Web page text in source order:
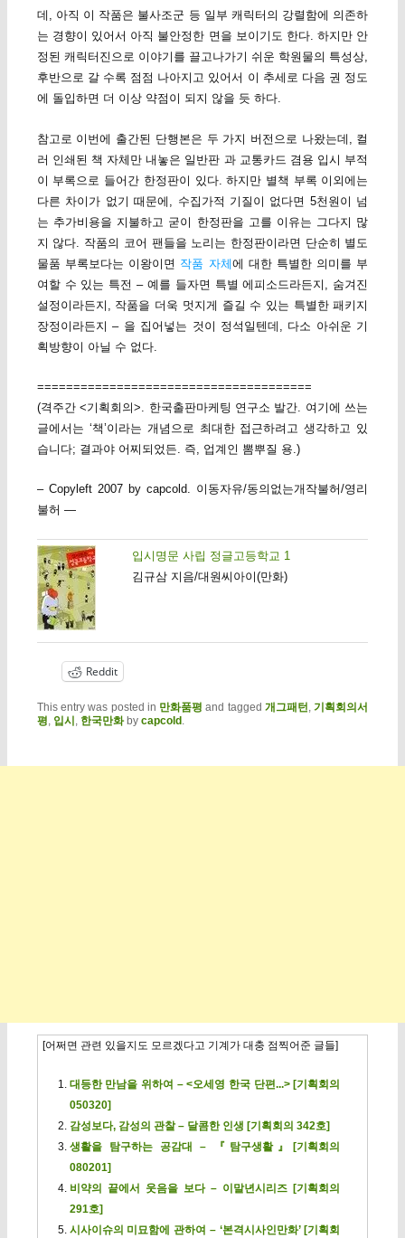
데, 아직 이 작품은 불사조군 등 일부 캐릭터의 강렬함에 의존하
는 경향이 있어서 아직 불안정한 면을 보이기도 한다. 하지만 안
정된 캐릭터진으로 이야기를 끌고나가기 쉬운 학원물의 특성상,
후반으로 갈 수록 점점 나아지고 있어서 이 추세로 다음 권 정도
에 돌입하면 더 이상 약점이 되지 않을 듯 하다.
참고로 이번에 출간된 단행본은 두 가지 버전으로 나왔는데, 컬
러 인쇄된 책 자체만 내놓은 일반판 과 교통카드 겸용 입시 부적
이 부록으로 들어간 한정판이 있다. 하지만 별책 부록 이외에는
다른 차이가 없기 때문에, 수집가적 기질이 없다면 5천원이 넘
는 추가비용을 지불하고 굳이 한정판을 고를 이유는 그다지 많
지 않다. 작품의 코어 팬들을 노리는 한정판이라면 단순히 별도
물품 부록보다는 이왕이면 작품 자체에 대한 특별한 의미를 부
여할 수 있는 특전 – 예를 들자면 특별 에피소드라든지, 숨겨진
설정이라든지, 작품을 더욱 멋지게 즐길 수 있는 특별한 패키지
장정이라든지 – 을 집어넣는 것이 정석일텐데, 다소 아쉬운 기
획방향이 아닐 수 없다.
======================================
(격주간 <기획회의>. 한국출판마케팅 연구소 발간. 여기에 쓰는
글에서는 ‘책’이라는 개념으로 최대한 접근하려고 생각하고 있
습니다; 결과야 어찌되었든. 즉, 업계인 뽐뿌질 용.)
– Copyleft 2007 by capcold. 이동자유/동의없는개작불허/영리
불허 —
입시명문 사립 정글고등학교 1
김규삼 지음/대원씨아이(만화)
Reddit
This entry was posted in 만화품평 and tagged개그패턴,기획회의서
평, 입시 , 한국만화by capcold .
[어쩌면 관련 있을지도 모르겠다고 기계가 대충 점찍어준 글들]
대등한 만남을 위하여 – <오세영 한국 단편...> [기획회의
050320]
감성보다, 감성의 관찰 – 달콤한 인생 [기획회의 342호]
생활을 탐구하는 공감대 – 『탐구생활』[기획회의
080201]
비약의 끝에서 웃음을 보다 – 이말년시리즈 [기획회의
291호]
시사이슈의 미묘함에 관하여 – ‘본격시사인만화’ [기획회